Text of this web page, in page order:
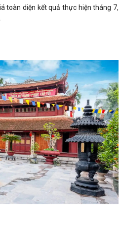
toàn diện kết quả thực hiện tháng 7,
GIA HỘI NGHỊ TOÀN QUỐC QUÁN
QUYẾT HỘI...
chức đấu giá tài sản.
đầu tư trên Hệ thống thông tin về
án đấu giá quyền sử dụng đất đối với
BABEENI TRAO TẶNG TỚI GIA ĐÌNH
HẢI AN